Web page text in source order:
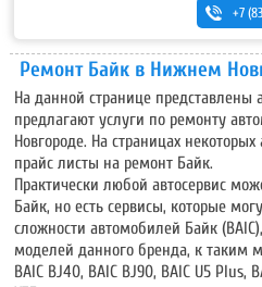
+7 (831)
Ремонт Байк в Нижнем
На данной странице представлены
предлагают услуги по ремонту
Новгороде. На страницах
прайс листы на ремонт Байк.
Практически любой автосервис
Байк, но есть сервисы, которые
сложности автомобилей Байк
моделей данного бренда, к таким
BAIC BJ40, BAIC BJ90, BAIC U5 Plus,